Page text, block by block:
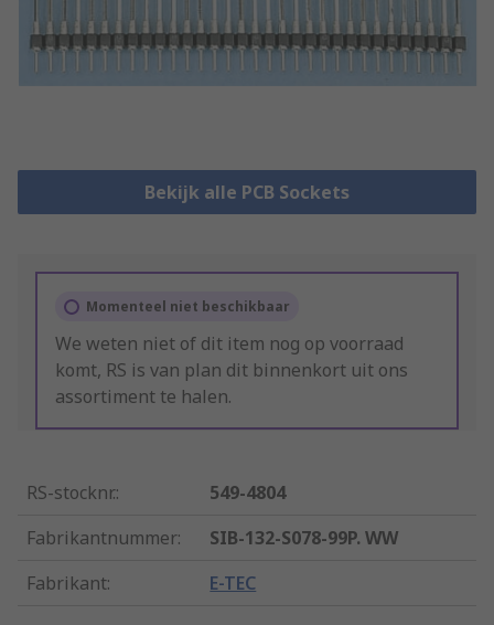
Bekijk alle PCB Sockets
Momenteel niet beschikbaar
We weten niet of dit item nog op voorraad
komt, RS is van plan dit binnenkort uit ons
assortiment te halen.
RS-stocknr.:
549-4804
Fabrikantnummer:
SIB-132-S078-99P. WW
Fabrikant: E-TEC